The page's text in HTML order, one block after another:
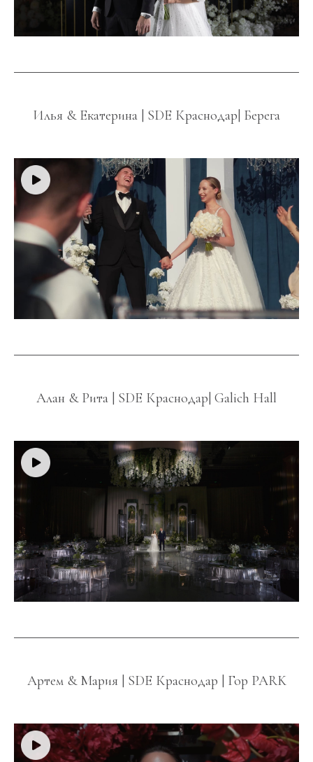
Илья & Екатерина | SDE Краснодар| Берега
Алан & Рита | SDE Краснодар| Galich Hall
Артем & Мария | SDE Краснодар | Гор PARK